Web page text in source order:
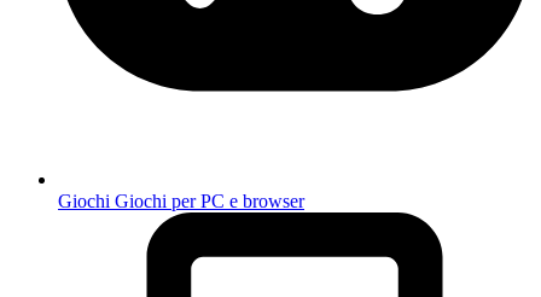
Giochi Giochi per PC e browser